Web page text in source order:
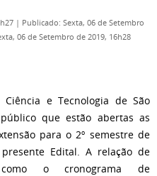
| Publicado: Sexta, 06 de Setembro
06 de Setembro de 2019, 16h28
e Tecnologia de São
que estão abertas as
para o 2º semestre de
Edital. A relação de
o cronograma de